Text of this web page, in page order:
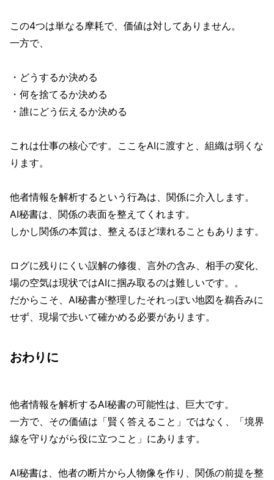
この4つは単なる摩耗で、価値は対してありません。
一方で、
・どうするか決める
・何を捨てるか決める
・誰にどう伝えるか決める
これは仕事の核心です。ここをAIに渡すと、組織は弱くな
ります。
他者情報を解析するという行為は、関係に介入します。
AI秘書は、関係の表面を整えてくれます。
しかし関係の本質は、整えるほど壊れることもあります。
ログに残りにくい誤解の修復、言外の含み、相手の変化、
場の空気は現状ではAIに掴み取るのは難しいです。。
だからこそ、AI秘書が整理したそれっぽい地図を鵜呑みに
せず、現場で歩いて確かめる必要があります。
おわりに
他者情報を解析するAI秘書の可能性は、巨大です。
一方で、その価値は「賢く答えること」ではなく、「境界
線を守りながら役に立つこと」にあります。
AI秘書は、他者の断片から人物像を作り、関係の前提を整